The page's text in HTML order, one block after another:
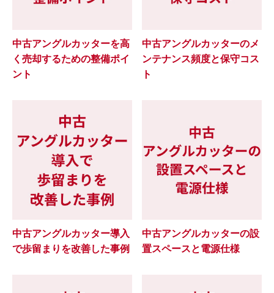
中古アングルカッターを高
く売却するための整備ポイ
ント
中古アングルカッターのメ
ンテナンス頻度と保守コス
ト
中古アングルカッター導入
で歩留まりを改善した事例
中古アングルカッターの設
置スペースと電源仕様